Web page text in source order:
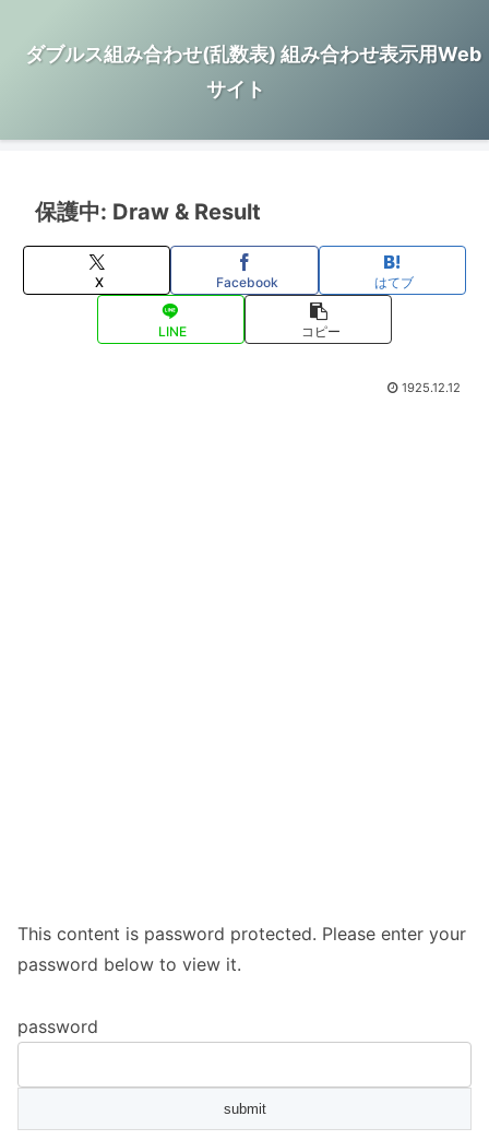
ダブルス組み合わせ(乱数表) 組み合わせ表示用Web
サイト
保護中: Draw & Result
X Facebook はてブ
LINE コピー
1925.12.12
This content is password protected. Please enter your
password below to view it.
password